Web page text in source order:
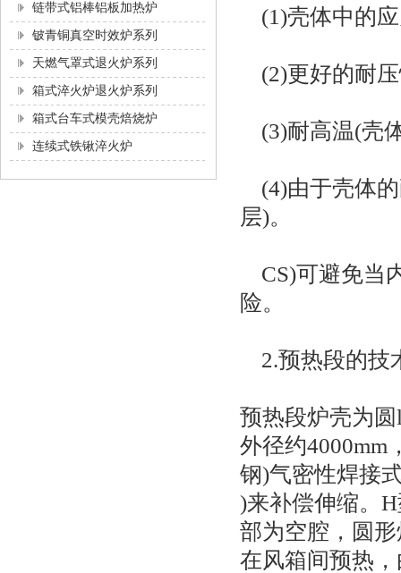
链带式铝棒铝板加热炉
铍青铜真空时效炉系列
天燃气罩式退火炉系列
箱式淬火炉退火炉系列
箱式台车式模壳焙烧炉
连续式铁锹淬火炉
(1)壳体中的
(2)更好的耐
(3)耐高温(壳
(4)由于壳体的
层)。
CS)可避免当
险。
2.预热段的技
预热段炉壳为
外径约4000mm
钢)气密性焊接
)来补偿伸缩。
部为空腔，圆
在风箱间预热